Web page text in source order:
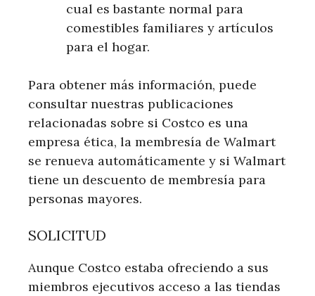
cual es bastante normal para
comestibles familiares y artículos
para el hogar.
Para obtener más información, puede
consultar nuestras publicaciones
relacionadas sobre si Costco es una
empresa ética, la membresía de Walmart
se renueva automáticamente y si Walmart
tiene un descuento de membresía para
personas mayores.
SOLICITUD
Aunque Costco estaba ofreciendo a sus
miembros ejecutivos acceso a las tiendas